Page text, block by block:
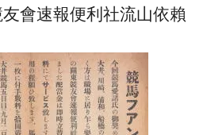
友會速報便利社流山依賴